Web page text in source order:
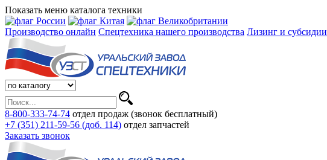
Показать меню каталога техники
Производство онлайн Спецтехника нашего производства Лизинг и субсидии
8-800-333-74-74 отдел продаж (звонок бесплатный)
+7 (351) 211-59-56 (доб. 114) отдел запчастей
Заказать звонок